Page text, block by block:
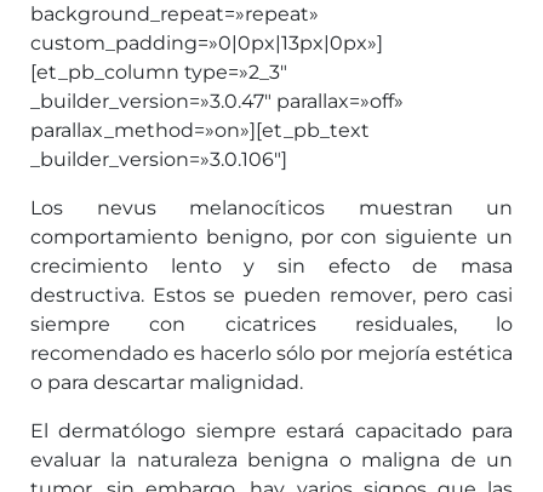
background_repeat=»repeat»
custom_padding=»0|0px|13px|0px»]
[et_pb_column type=»2_3″
_builder_version=»3.0.47″ parallax=»off»
parallax_method=»on»][et_pb_text
_builder_version=»3.0.106″]
Los nevus melanocíticos muestran un
comportamiento benigno, por con siguiente un
crecimiento lento y sin efecto de masa
destructiva. Estos se pueden remover, pero casi
siempre con cicatrices residuales, lo
recomendado es hacerlo sólo por mejoría estética
o para descartar malignidad.
El dermatólogo siempre estará capacitado para
evaluar la naturaleza benigna o maligna de un